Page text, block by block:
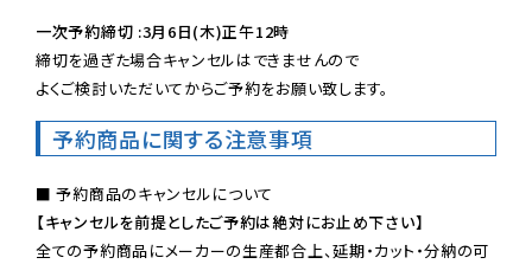
一次予約締切 :3月6日(木)正午12時
締切を過ぎた場合キャンセルはできませんので
よくご検討いただいてからご予約をお願い致します。
予約商品に関する注意事項
【キャンセルを前提としたご予約は絶対にお止め下さい】
全ての予約商品にメーカーの生産都合上、延期・カット・分納の可